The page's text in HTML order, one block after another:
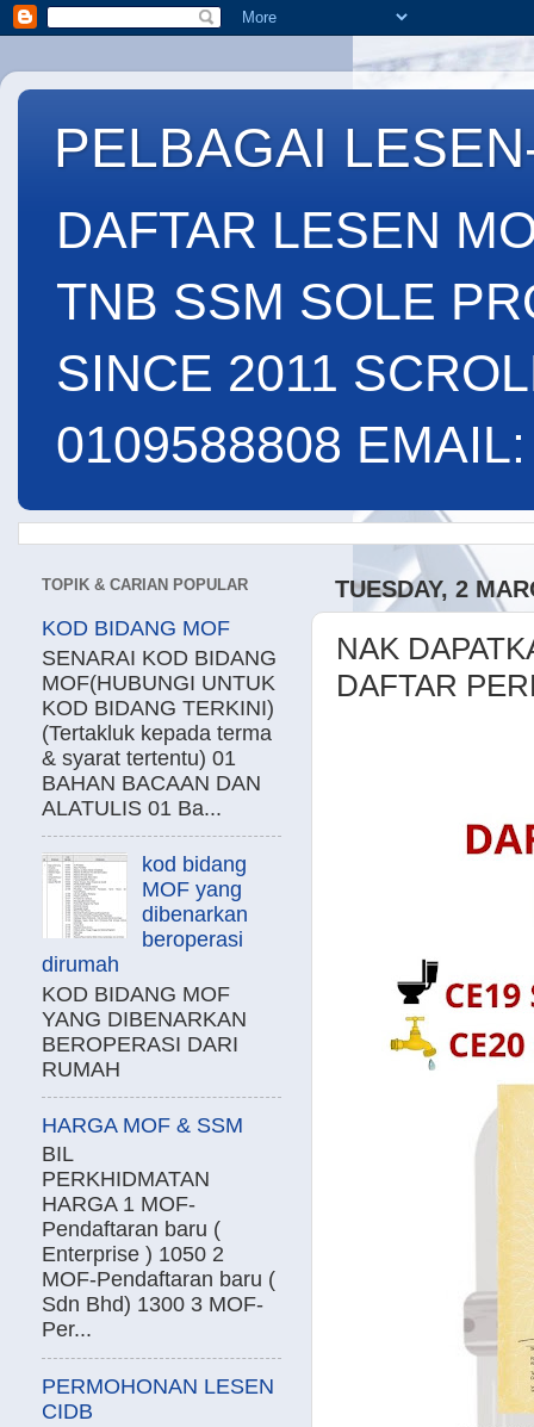
PELBAGAI
DAFTAR LESEN
TNB SSM SOLE
SINCE 2011
0109588808
TUESDAY, 2
NAK
DAFTAR
TOPIK & CARIAN POPULAR
KOD BIDANG MOF
SENARAI KOD BIDANG
MOF(HUBUNGI UNTUK
KOD BIDANG TERKINI)
(Tertakluk kepada terma
& syarat tertentu) 01
BAHAN BACAAN DAN
ALATULIS 01 Ba...
kod bidang
MOF yang
dibenarkan
beroperasi
dirumah
KOD BIDANG MOF
YANG DIBENARKAN
BEROPERASI DARI
RUMAH
HARGA MOF & SSM
BIL
PERKHIDMATAN
HARGA 1 MOF-
Pendaftaran baru (
Enterprise ) 1050 2
MOF-Pendaftaran baru (
Sdn Bhd) 1300 3 MOF-
Per...
PERMOHONAN LESEN
CIDB